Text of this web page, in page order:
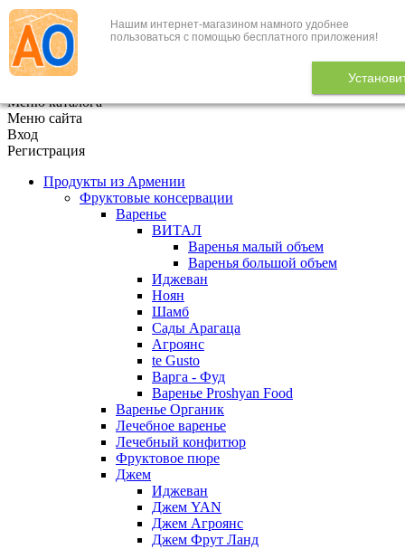
Нашим интернет-магазином намного удобнее
пользоваться с помощью бесплатного приложения!
+7 (495) 646-888-1
В корзине 0
Меню каталога
Меню сайта
Вход
Регистрация
Продукты из Армении
Фруктовые консервации
Варенье
ВИТАЛ
Варенья малый объем
Варенья большой объем
Иджеван
Ноян
Шамб
Сады Арагаца
Агроянс
te Gusto
Варга - Фуд
Варенье Proshyan Food
Варенье Органик
Лечебное варенье
Лечебный конфитюр
Фруктовое пюре
Джем
Иджеван
Джем YAN
Джем Агроянс
Джем Фрут Ланд